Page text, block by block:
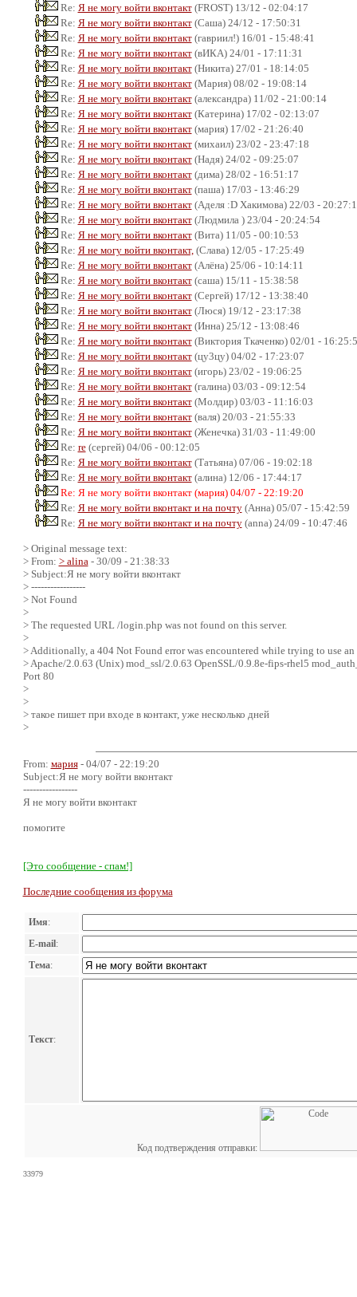
Re: Я не могу войти вконтакт(FROST) 13/12 - 02:04:17
Re: Я не могу войти вконтакт(Саша) 24/12 - 17:50:31
Re: Я не могу войти вконтакт(гавриил!) 16/01 - 15:48:41
Re: Я не могу войти вконтакт(вИКА) 24/01 - 17:11:31
Re: Я не могу войти вконтакт(Никита) 27/01 - 18:14:05
Re: Я не могу войти вконтакт(Мария) 08/02 - 19:08:14
Re: Я не могу войти вконтакт(александра) 11/02 - 21:00:14
Re: Я не могу войти вконтакт(Катерина) 17/02 - 02:13:07
Re: Я не могу войти вконтакт(мария) 17/02 - 21:26:40
Re: Я не могу войти вконтакт(михаил) 23/02 - 23:47:18
Re: Я не могу войти вконтакт(Надя) 24/02 - 09:25:07
Re: Я не могу войти вконтакт(дима) 28/02 - 16:51:17
Re: Я не могу войти вконтакт(паша) 17/03 - 13:46:29
Re: Я не могу войти вконтакт(Аделя :D Хакимова) 22/03 -
Re: Я не могу войти вконтакт(Людмила ) 23/04 - 20:24:54
Re: Я не могу войти вконтакт(Вита) 11/05 - 00:10:53
Re: Я не могу войти вконтакт, (Слава) 12/05 - 17:25:49
Re: Я не могу войти вконтакт(Алёна) 25/06 - 10:14:11
Re: Я не могу войти вконтакт(саша) 15/11 - 15:38:58
Re: Я не могу войти вконтакт(Сергей) 17/12 - 13:38:40
Re: Я не могу войти вконтакт(Люся) 19/12 - 23:17:38
Re: Я не могу войти вконтакт(Инна) 25/12 - 13:08:46
Re: Я не могу войти вконтакт(Виктория Ткаченко) 02/01 -
Re: Я не могу войти вконтакт(цу3цу) 04/02 - 17:23:07
Re: Я не могу войти вконтакт(игорь) 23/02 - 19:06:25
Re: Я не могу войти вконтакт(галина) 03/03 - 09:12:54
Re: Я не могу войти вконтакт(Молдир) 03/03 - 11:16:03
Re: Я не могу войти вконтакт(валя) 20/03 - 21:55:33
Re: Я не могу войти вконтакт(Женечка) 31/03 - 11:49:00
Re: re(сергей) 04/06 - 00:12:05
Re: Я не могу войти вконтакт(Татьяна) 07/06 - 19:02:18
Re: Я не могу войти вконтакт(алина) 12/06 - 17:44:17
Re: Я не могу войти вконтакт (мария) 04/07 - 22:19:20
Re: Я не могу войти вконтакт и на почту(Анна) 05/07 - 15:42:59
Re: Я не могу войти вконтакт и на почту(anna) 24/09 - 10:47:46
> Original message text:
> From: > alina - 30/09 - 21:38:33
> Subject:Я не могу войти вконтакт
> -----------------
> Not Found
>
> The requested URL /login.php was not found on this server.
>
> Additionally, a 404 Not Found error was encountered while trying to use
> Apache/2.0.63 (Unix) mod_ssl/2.0.63 OpenSSL/0.9.8e-fips-rhel5
Port 80
>
>
> такое пишет при входе в контакт, уже несколько дней
>
From: мария- 04/07 - 22:19:20
Subject:Я не могу войти вконтакт
-----------------
Я не могу войти вконтакт
помогите
[Это сообщение - спам!]
Последние сообщения из форума
Имя:
E-mail:
Тема:
Текст:
Код подтверждения отправки:
33979